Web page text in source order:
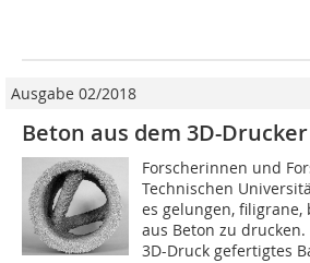
Ausgabe 02/2018
Beton aus dem 3D-Drucker
Forscherinnen und
Technischen
es gelungen,
aus Beton zu
3D-Druck gefertigtes